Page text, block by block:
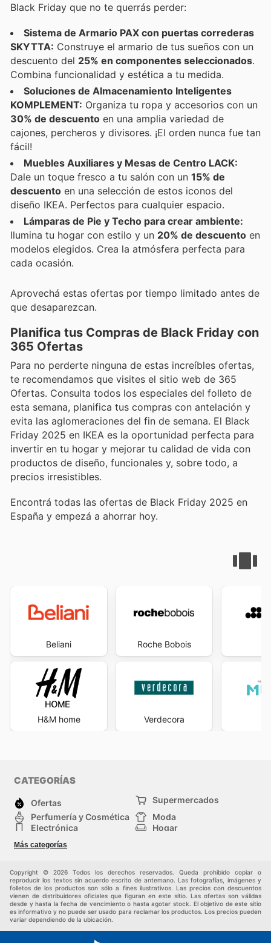
Black Friday que no te querrás perder:
Sistema de Armario PAX con puertas correderas
SKYTTA: Construye el armario de tus sueños con un
descuento del 25% en componentes seleccionados.
Combina funcionalidad y estética a tu medida.
Soluciones de Almacenamiento Inteligentes
KOMPLEMENT: Organiza tu ropa y accesorios con un
30% de descuento en una amplia variedad de
cajones, percheros y divisores. ¡El orden nunca fue tan
fácil!
Muebles Auxiliares y Mesas de Centro LACK:
Dale un toque fresco a tu salón con un 15% de
descuento en una selección de estos iconos del
diseño IKEA. Perfectos para cualquier espacio.
Lámparas de Pie y Techo para crear ambiente:
Ilumina tu hogar con estilo y un 20% de descuento en
modelos elegidos. Crea la atmósfera perfecta para
cada ocasión.
Aprovechá estas ofertas por tiempo limitado antes de
que desaparezcan.
Planifica tus Compras de Black Friday con
365 Ofertas
Para no perderte ninguna de estas increíbles ofertas,
te recomendamos que visites el sitio web de 365
Ofertas. Consulta todos los especiales del folleto de
esta semana, planifica tus compras con antelación y
evita las aglomeraciones del fin de semana. El Black
Friday 2025 en IKEA es la oportunidad perfecta para
invertir en tu hogar y mejorar tu calidad de vida con
productos de diseño, funcionales y, sobre todo, a
precios irresistibles.
Encontrá todas las ofertas de Black Friday 2025 en
España y empezá a ahorrar hoy.
Beliani
H&M home
Roche Bobois
Verdecora
CATEGORÍAS
Ofertas
Supermercados
Perfumería y Cosmética
Moda
Electrónica
Hogar
Deporte
Juguetes y bebés
Más categorías
Copyright © 2026 Todos los derechos reservados. Queda prohibido copiar o
reproducir los textos sin acuerdo escrito de antemano. Las fotografías, imágenes y
folletos de los productos son sólo a fines ilustrativos. Las precios con descuentos
vienen de distribuidores oficiales que figuran en este sitio. Las ofertas son válidas
desde y hasta la fecha de vencimiento o hasta agotar stock. El objetivo de este sitio
es informativo y no puede ser usado para reclamar los productos. Los precios pueden
variar dependiendo de la ubicación.